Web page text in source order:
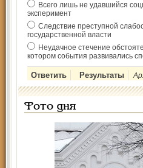
Всего лишь не удавшийся
эксперимент
Следствие преступной
государственной власти
Неудачное стечение
котором события развивались
Фото дня